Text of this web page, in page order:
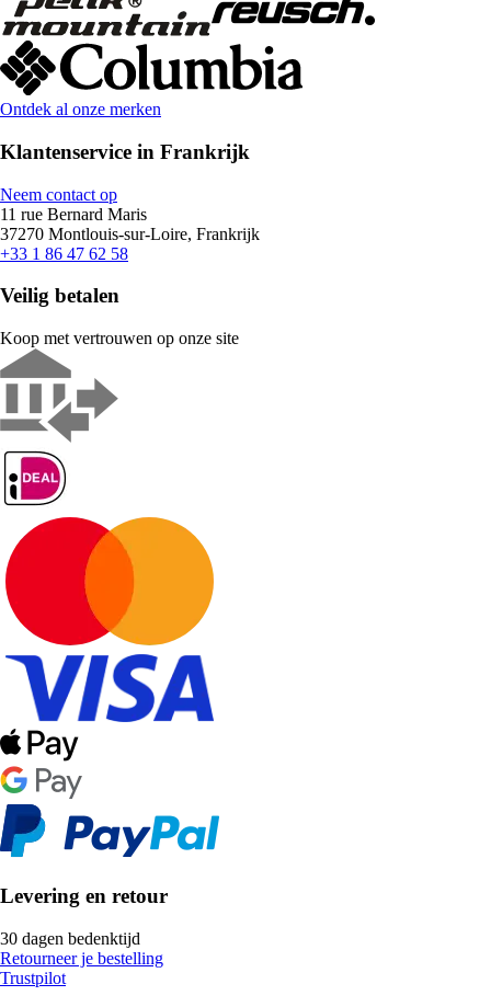
Ontdek al onze merken
Klantenservice in Frankrijk
Neem contact op
11 rue Bernard Maris
37270 Montlouis-sur-Loire, Frankrijk
+33 1 86 47 62 58
Veilig betalen
Koop met vertrouwen op onze site
Levering en retour
30 dagen bedenktijd
Retourneer je bestelling
Trustpilot